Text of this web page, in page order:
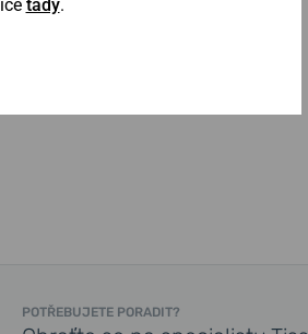
POTŘEBUJETE PORADIT?
tady.